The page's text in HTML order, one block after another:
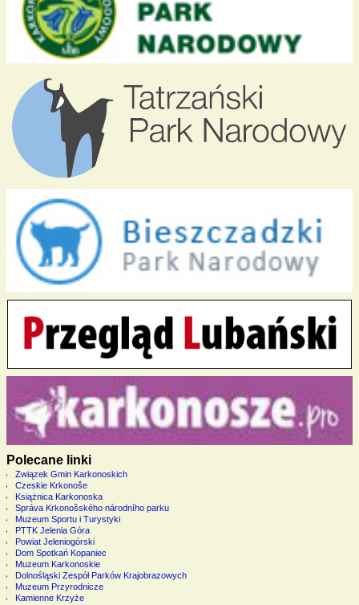
Polecane linki
Związek Gmin Karkonoskich
Czeskie Krkonoše
Książnica Karkonoska
Správa Krkonošského národního parku
Muzeum Sportu i Turystyki
PTTK Jelenia Góra
Powiat Jeleniogórski
Dom Spotkań Kopaniec
Muzeum Karkonoskie
Dolnośląski Zespół Parków Krajobrazowych
Muzeum Przyrodnicze
Kamienne Krzyże